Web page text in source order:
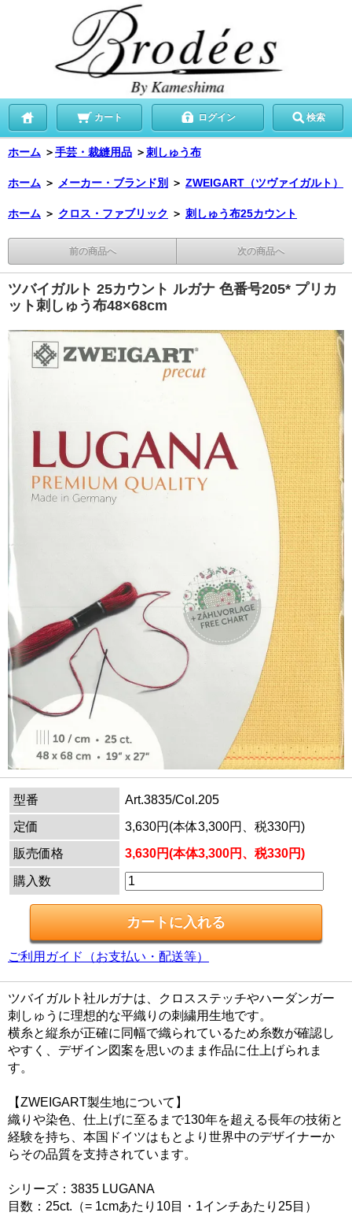
カート ログイン 検索
ホーム ＞手芸・裁縫用品 ＞刺しゅう布
ホーム ＞ メーカー・ブランド別 ＞ ZWEIGART（ツヴァイガルト）
ホーム ＞ クロス・ファブリック ＞ 刺しゅう布25カウント
前の商品へ 次の商品へ
ツバイガルト 25カウント ルガナ 色番号205* プリカ
ット刺しゅう布48×68cm
型番
Art.3835/Col.205
定価
3,630円(本体3,300円、税330円)
販売価格
3,630円(本体3,300円、税330円)
購入数
ご利用ガイド（お支払い・配送等）
ツバイガルト社ルガナは、クロスステッチやハーダンガー
刺しゅうに理想的な平織りの刺繍用生地です。
横糸と縦糸が正確に同幅で織られているため糸数が確認し
やすく、デザイン図案を思いのまま作品に仕上げられま
す。
【ZWEIGART製生地について】
織りや染色、仕上げに至るまで130年を超える長年の技術と
経験を持ち、本国ドイツはもとより世界中のデザイナーか
らその品質を支持されています。
シリーズ：3835 LUGANA
目数：25ct.（= 1cmあたり10目・1インチあたり25目）